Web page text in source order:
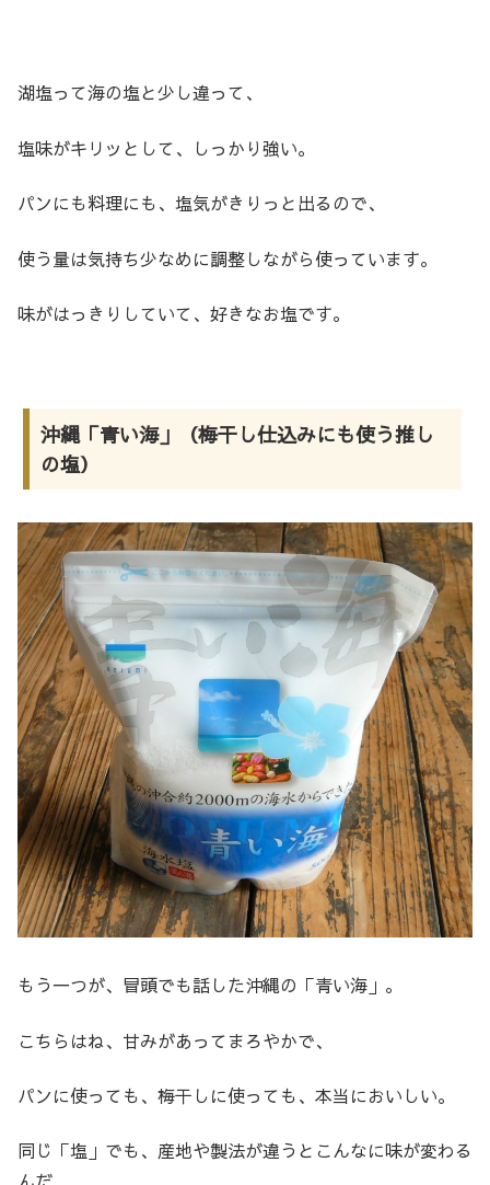
湖塩って海の塩と少し違って、
塩味がキリッとして、しっかり強い。
パンにも料理にも、塩気がきりっと出るので、
使う量は気持ち少なめに調整しながら使っています。
味がはっきりしていて、好きなお塩です。
沖縄「青い海」（梅干し仕込みにも使う推し
の塩）
もう一つが、冒頭でも話した沖縄の「青い海」。
こちらはね、甘みがあってまろやかで、
パンに使っても、梅干しに使っても、本当においしい。
同じ「塩」でも、産地や製法が違うとこんなに味が変わる